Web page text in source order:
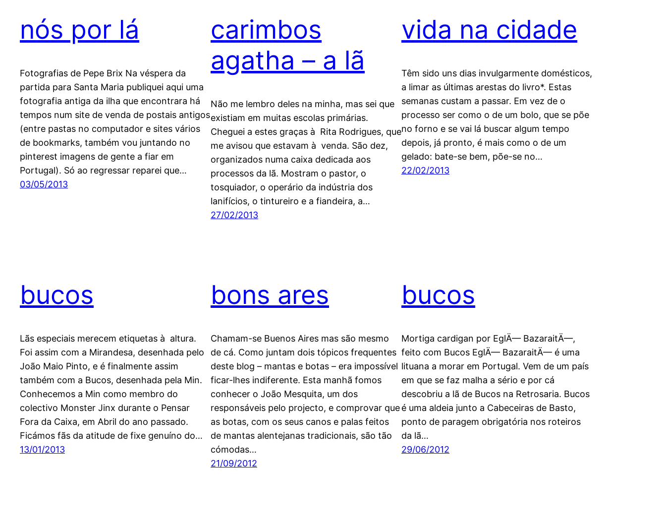
nós por lá
Fotografias de Pepe Brix Na véspera da
partida para Santa Maria publiquei aqui uma
fotografia antiga da ilha que encontrara há
tempos num site de venda de postais antigos
(entre pastas no computador e sites vários
de bookmarks, também vou juntando no
pinterest imagens de gente a fiar em
Portugal). Só ao regressar reparei que…
03/05/2013
carimbos
agatha – a lã
Não me lembro deles na minha, mas sei que
existiam em muitas escolas primárias.
Cheguei a estes graças à Rita Rodrigues, que
me avisou que estavam à venda. São dez,
organizados numa caixa dedicada aos
processos da lã. Mostram o pastor, o
tosquiador, o operário da indústria dos
lanifícios, o tintureiro e a fiandeira, a…
27/02/2013
vida na cidade
Têm sido uns dias invulgarmente domésticos,
a limar as últimas arestas do livro*. Estas
semanas custam a passar. Em vez de o
processo ser como o de um bolo, que se põe
no forno e se vai lá buscar algum tempo
depois, já pronto, é mais como o de um
gelado: bate-se bem, põe-se no…
22/02/2013
bucos
Lãs especiais merecem etiquetas à altura.
Foi assim com a Mirandesa, desenhada pelo
João Maio Pinto, e é finalmente assim
também com a Bucos, desenhada pela Min.
Conhecemos a Min como membro do
colectivo Monster Jinx durante o Pensar
Fora da Caixa, em Abril do ano passado.
Ficámos fãs da atitude de fixe genuíno do…
13/01/2013
bons ares
Chamam-se Buenos Aires mas são mesmo
de cá. Como juntam dois tópicos frequentes
deste blog – mantas e botas – era impossível
ficar-lhes indiferente. Esta manhã fomos
conhecer o João Mesquita, um dos
responsáveis pelo projecto, e comprovar que
as botas, com os seus canos e palas feitos
de mantas alentejanas tradicionais, são tão
cómodas…
21/09/2012
bucos
Mortiga cardigan por EglÄ— BazaraitÄ—,
feito com Bucos EglÄ— BazaraitÄ— é uma
lituana a morar em Portugal. Vem de um país
em que se faz malha a sério e por cá
descobriu a lã de Bucos na Retrosaria. Bucos
é uma aldeia junto a Cabeceiras de Basto,
ponto de paragem obrigatória nos roteiros
da lã…
29/06/2012